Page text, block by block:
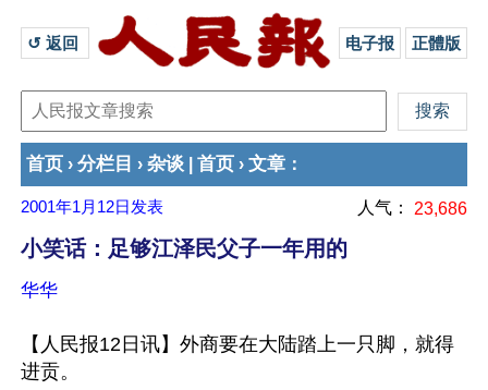
↺ 返回 电子报 正體版
首页 › 分栏目 › 杂谈 首页 › 文章 ：
2001年1月12日 发表 人气： 23,686
小笑话：足够江泽民父子一年用的
华华
【人民报12日讯】外商要在大陆踏上一只脚，就得
进贡。